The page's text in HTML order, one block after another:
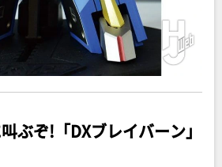
ぶぞ!「DXブレイバーン」